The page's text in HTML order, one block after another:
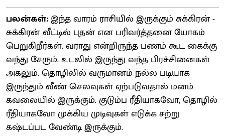
பலன்கள்:இந்த வாரம் ராசியில் இருக்கும் சுக்கிரன் -
சுக்கிரன் வீட்டில் புதன் என பரிவர்த்தனை யோகம்
பெறுகிறீர்கள். வராது என்றிருந்த பணம் கூட கைக்கு
வந்து சேரும். உடலில் இருந்து வந்த பிரச்சினைகள்
அகலும். தொழிலில் வருமானம் நல்ல படியாக
இருந்தும் வீண் செலவுகள் ஏற்படுவதால் மனம்
கவலையில் இருக்கும். குடும்ப ரீதியாகவோ, தொழில்
ரீதியாகவோ முக்கிய முடிவுகள் எடுக்க சற்று
கஷ்டப்பட வேண்டி இருக்கும்.